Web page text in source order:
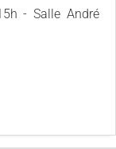
- Salle André